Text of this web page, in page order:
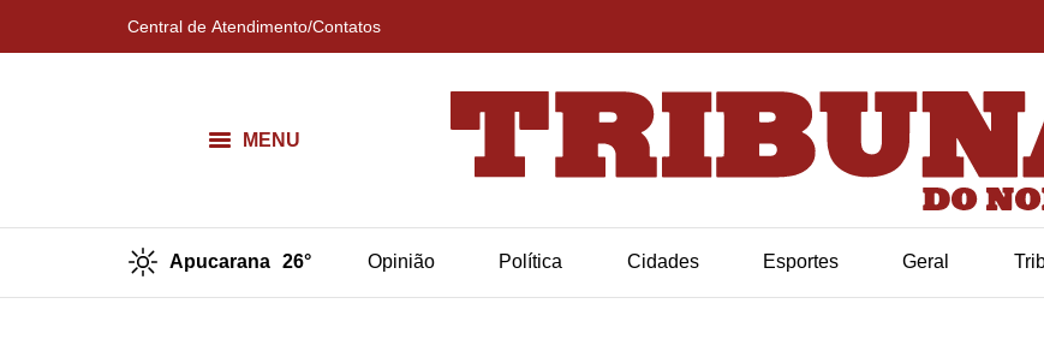
Central de Atendimento/Contatos
MENU
Apucarana 26° Opinião Política Cidades Esportes Geral